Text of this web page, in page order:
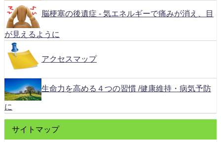
脳梗塞の後遺症 - 気エネルギーで痛みが消え、目
が見えるように
アクセスマップ
生命力を高める４つの習慣 /健康維持・病気予防
に
サイトマップ